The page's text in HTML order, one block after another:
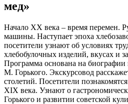
мед»
Начало XX века – время перемен.
машины. Наступает эпоха
посетители узнают об условиях
хлебобулочных изделий, вкусах и
Программа основана на биографии
М. Горького. Экскурсовод
столетий. Посетители
XIX века. Узнают о
Горького и развитии советской